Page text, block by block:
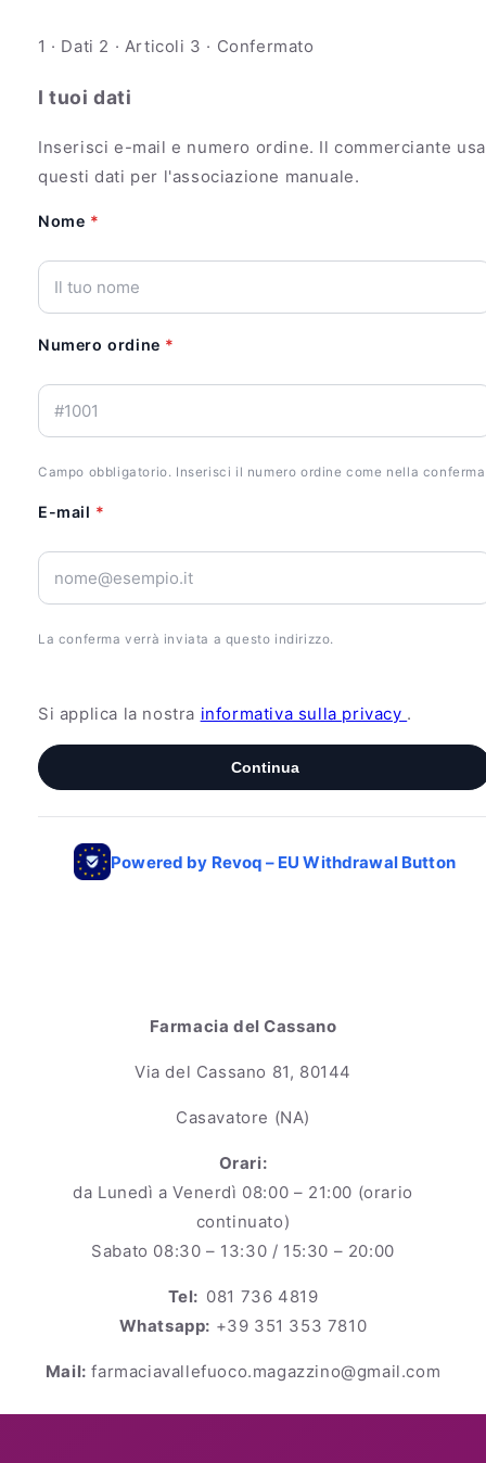
Farmacia del Cassano
Via del Cassano 81, 80144
Casavatore (NA)
Orari:
da Lunedì a Venerdì 08:00 – 21:00 (orario
continuato)
Sabato 08:30 – 13:30 / 15:30 – 20:00
Tel: 081 736 4819
Whatsapp: +39 351 353 7810
Mail: farmaciavallefuoco.magazzino@gmail.com